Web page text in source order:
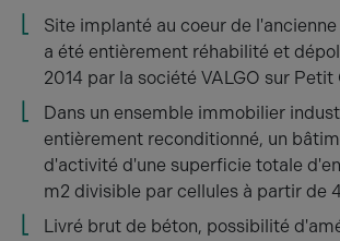
Site implanté au coeur de
a été entièrement réhabilité et
2014 par la société VALGO sur Petit
Dans un ensemble immobilier
entièrement reconditionné, un
d'activité d'une superficie totale
m2 divisible par cellules à partir de
Livré brut de béton, possibilité